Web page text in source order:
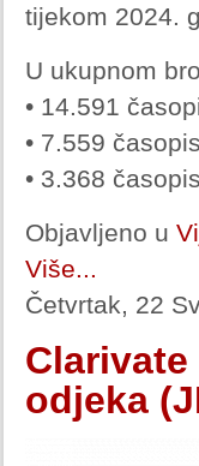
tijekom 2024.
U ukupnom
• 14.591
• 7.559
• 3.368
Objavljeno u
Više...
Četvrtak, 22
odjeka